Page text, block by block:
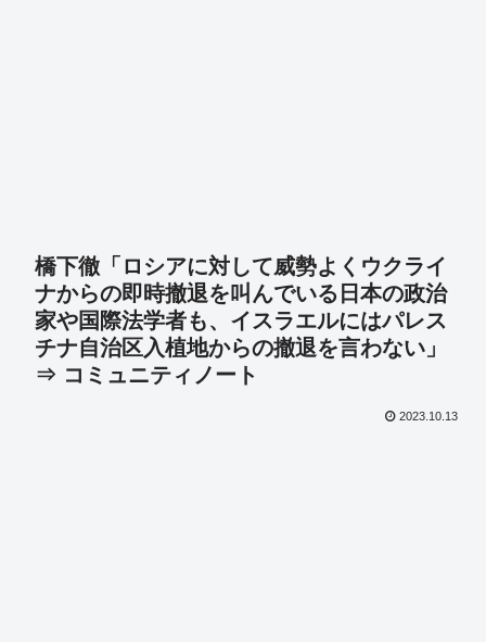
橋下徹「ロシアに対して威勢よくウクライ
ナからの即時撤退を叫んでいる日本の政治
家や国際法学者も、イスラエルにはパレス
チナ自治区入植地からの撤退を言わない」
⇒ コミュニティノート
2023.10.13